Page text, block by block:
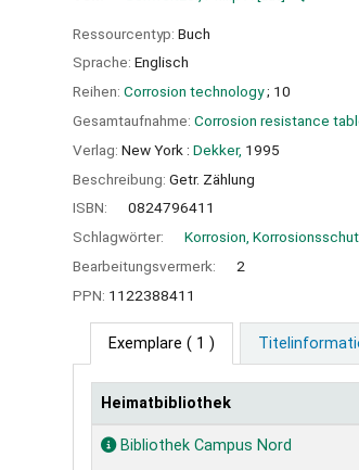
Ressourcentyp: Buch
Sprache: Englisch
Reihen: Corrosion technology; 10
Gesamtaufnahme: Corrosion resistance
Verlag: New York : Dekker, 1995
Beschreibung: Getr. Zählung
ISBN:
0824796411
Schlagwörter:
Korrosion,
Bearbeitungsvermerk:
2
PPN: 1122388411
Exemplare ( 1 )
Exemplare
Heimatbibliothek
Bibliothek Campus Nord